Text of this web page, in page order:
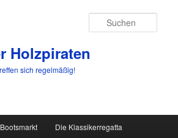
Holzpiraten
sich regelmäßig!
Bootsmarkt Die Klassikerregatta